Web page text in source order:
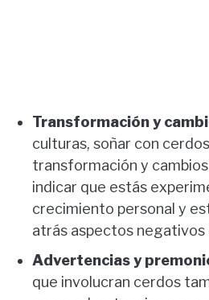
Transformación y
culturas, soñar con
transformación y
indicar que estás
crecimiento personal y
atrás aspectos negativos
Advertencias y
que involucran cerdos